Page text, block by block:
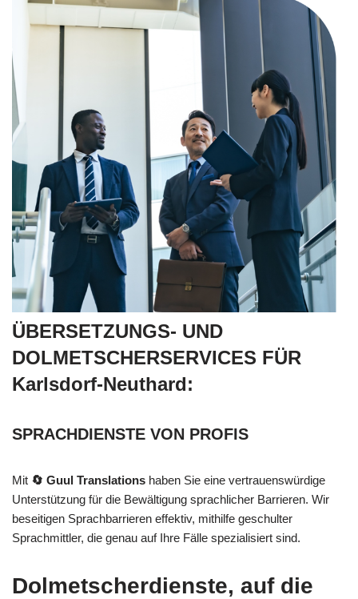
ÜBERSETZUNGS- UND
DOLMETSCHERSERVICES FÜR
Karlsdorf-Neuthard:
SPRACHDIENSTE VON PROFIS
Mit 🔄 Guul Translations haben Sie eine vertrauenswürdige
Unterstützung für die Bewältigung sprachlicher Barrieren. Wir
beseitigen Sprachbarrieren effektiv, mithilfe geschulter
Sprachmittler, die genau auf Ihre Fälle spezialisiert sind.
Dolmetscherdienste, auf die